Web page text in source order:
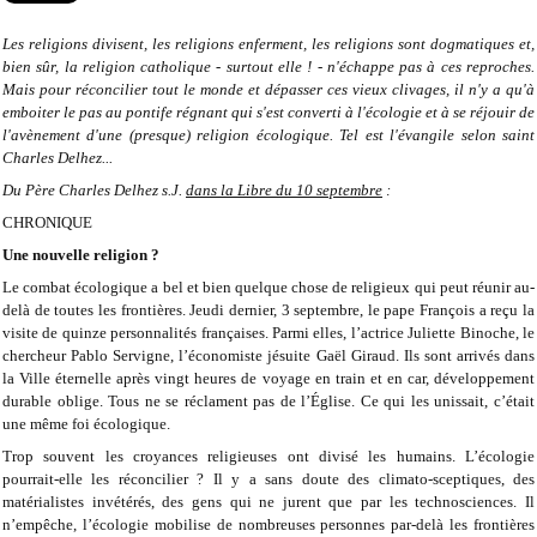
Les religions divisent, les religions enferment, les religions sont dogmatiques et,
bien sûr, la religion catholique - surtout elle ! - n'échappe pas à ces reproches.
Mais pour réconcilier tout le monde et dépasser ces vieux clivages, il n'y a qu'à
emboiter le pas au pontife régnant qui s'est converti à l'écologie et à se réjouir de
l'avènement d'une (presque) religion écologique. Tel est l'évangile selon saint
Charles Delhez...
Du Père Charles Delhez s.J. dans la Libre du 10 septembre :
CHRONIQUE
Une nouvelle religion ?
Le combat écologique a bel et bien quelque chose de religieux qui peut réunir au-
delà de toutes les frontières.Jeudi dernier, 3 septembre, le pape François a reçu la
visite de quinzepersonnalités françaises. Parmi elles, l’actrice Juliette Binoche, le
chercheurPablo Servigne, l’économiste jésuite Gaël Giraud. Ils sont arrivés dans
la Villeéternelle après vingt heures de voyage en train et en car, développement
durable oblige. Tous ne se réclament pas de l’Église. Ce qui les unissait, c’était
une même foi écologique.
Trop souvent les croyances religieuses ont divisé les humains. L’écologie
pourrait-elle les réconcilier ? Il y a sans doute des climato-sceptiques, des
matérialistes invétérés, des gens qui ne jurent que par les technosciences. Il
n’empêche, l’écologie mobilise de nombreuses personnes par-delà les frontières